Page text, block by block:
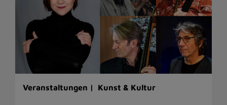
Veranstaltungen | Kunst & Kultur